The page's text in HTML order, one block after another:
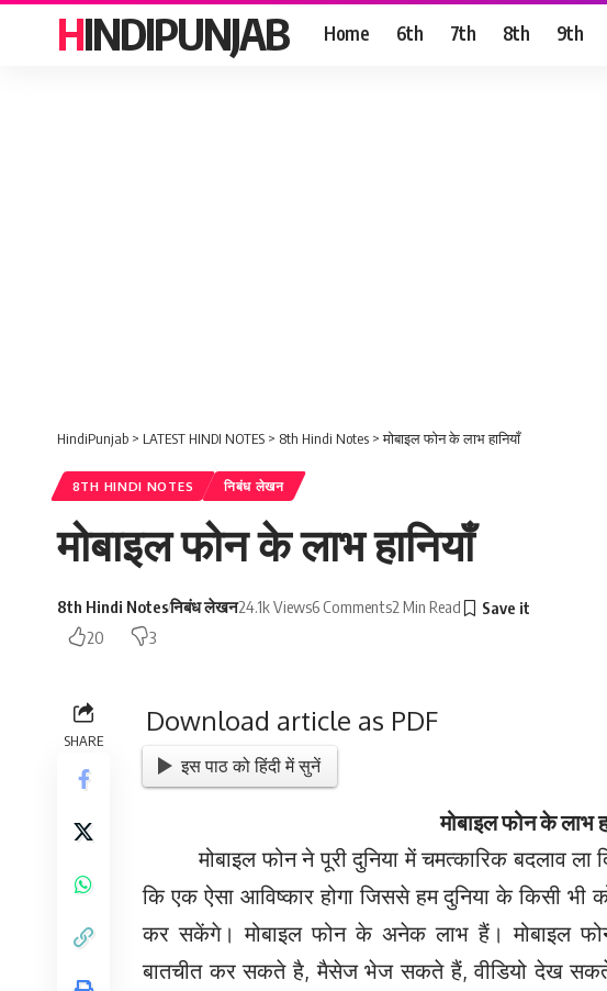
HINDIPUNJAB Home 6th 7th 8th 9th
HindiPunjab > LATEST HINDI NOTES > 8th Hindi Notes >मोबाइल फोन के लाभ हानियाँ
8TH HINDI NOTES निबंध लेखन
मोबाइल फोन के लाभ हानियाँ
8th Hindi Notesनिबंध लेखन24.1k Views6 Comments2 Min Read
20
3
SHARE
Download article as PDF
इस पाठ को हिंदी में सुनें
मोबाइल फोन के लाभ
मोबाइल फोन ने पूरी दुनिया में चमत्कारिक बदलाव
कि एक ऐसा आविष्कार होगा जिससेहम दुनिया के किसी भी
कर सकेंगे। मोबाइल फोन के अनेक लाभ हैं। मोबाइल
बातचीत कर सकते है, मैसेज भेज सकते हैं, वीडियो देख